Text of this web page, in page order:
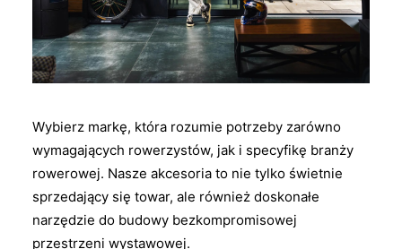
Wybierz markę, która rozumie potrzeby zarówno
wymagających rowerzystów, jak i specyfikę branży
rowerowej. Nasze akcesoria to nie tylko świetnie
sprzedający się towar, ale również doskonałe
narzędzie do budowy bezkompromisowej
przestrzeni wystawowej.